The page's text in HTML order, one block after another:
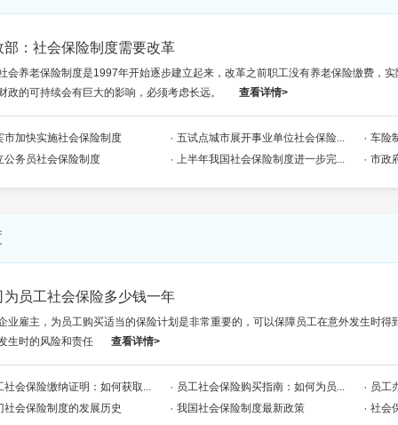
部：社会保险制度需要改革
会养老保险制度是1997年开始逐步建立起来，改革之前职工没有养老保险缴费，
政的可持续会有巨大的影响，必须考虑长远。
查看详情>
市加快实施社会保险制度 五试点城市展开事业单位社会保险...
车险
公务员社会保险制度
上半年我国社会保险制度进一步完... 市政
为员工社会保险多少钱一年
业雇主，为员工购买适当的保险计划是非常重要的，可以保障员工在意外发生时
生时的风险和责任
查看详情>
社会保险缴纳证明：如何获取... 员工社会保险购买指南：如何为员...
员工
社会保险制度的发展历史
我国社会保险制度最新政策 社会